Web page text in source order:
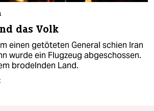
das Volk
einen getöteten General schien Iran
wurde ein Flugzeug abgeschossen.
brodelnden Land.